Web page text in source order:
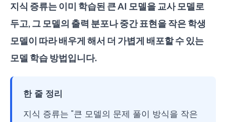
지식 증류는 이미 학습된 큰 AI 모델을 교사 모델로
두고, 그 모델의 출력 분포나 중간 표현을 작은 학생
모델이 따라 배우게 해서 더 가볍게 배포할 수 있는
모델 학습 방법입니다.
한 줄 정리
지식 증류는 "큰 모델의 문제 풀이 방식을 작은